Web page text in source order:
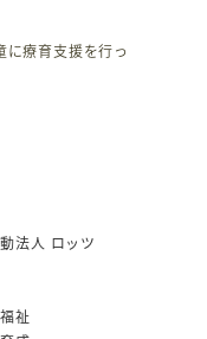
o
療育支援を行っ
法人 ロッツ
祉